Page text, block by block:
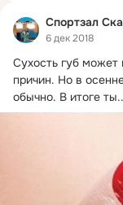
Спортзал
6 дек 2018
Сухость губ может
причин. Но в
обычно. В итоге